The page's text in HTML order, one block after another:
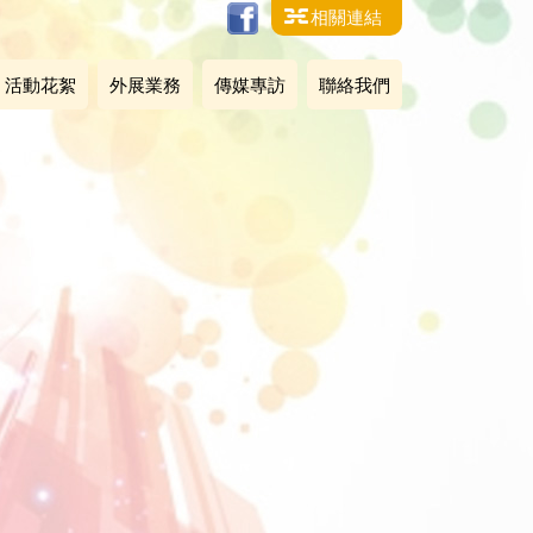
相關連結
活動花絮 外展業務 傳媒專訪 聯絡我們